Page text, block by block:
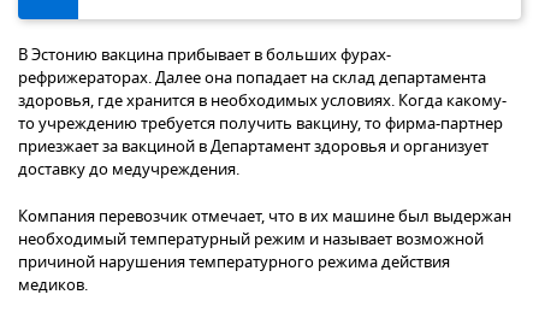
В Эстонию вакцина прибывает в больших фурах-
рефрижераторах. Далее она попадает на склад департамента
здоровья, где хранится в необходимых условиях. Когда какому-
то учреждению требуется получить вакцину, то фирма-партнер
приезжает за вакциной в Департамент здоровья и организует
доставку до медучреждения.
Компания перевозчик отмечает, что в их машине был выдержан
необходимый температурный режим и называет возможной
причиной нарушения температурного режима действия
медиков.